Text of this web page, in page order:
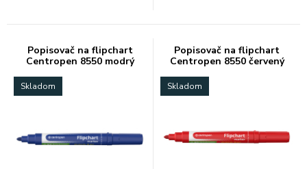
Popisovač na flipchart
Centropen 8550 modrý
Skladom
Popisovač na flipchart
Centropen 8550 červený
Skladom